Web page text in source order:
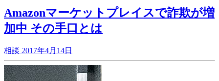
Amazonマーケットプレイスで詐欺が増
加中 その手口とは
相談 2017年4月14日